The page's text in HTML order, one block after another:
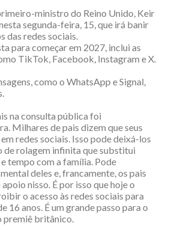
ministro do Reino Unido, Keir
segunda-feira, 15, que irá banir
das redes sociais.
para começar em 2027, inclui as
TikTok, Facebook, Instagram e X.
como o WhatsApp e Signal,
na consulta pública foi
Milhares de pais dizem que seus
redes sociais. Isso pode deixá-los
de rolagem infinita que substitui
tempo com a família. Pode
deles e, francamente, os pais
nisso. É por isso que hoje o
o acesso às redes sociais para
16 anos. É um grande passo para o
premiê britânico.